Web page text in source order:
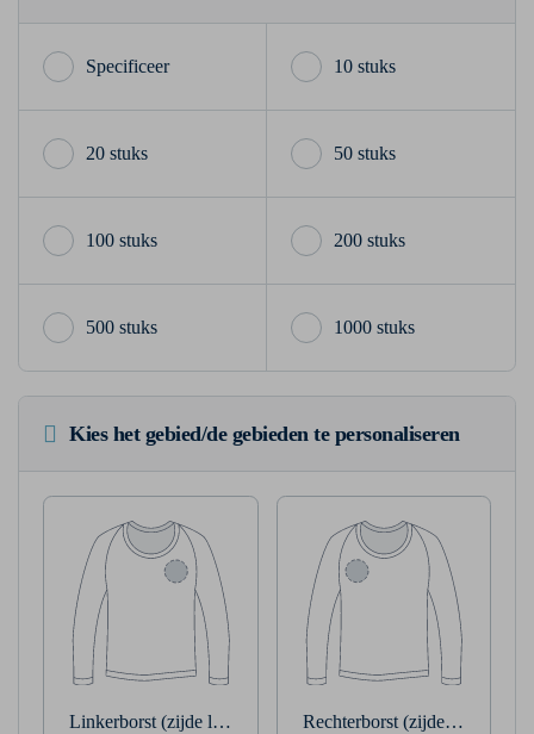
10 stuks
20 stuks 50 stuks
100 stuks 200 stuks
500 stuks 1000 stuks
Kies het gebied/de gebieden te personaliseren
Linkerborst (zijde linkerarm) Rechterborst (zijde